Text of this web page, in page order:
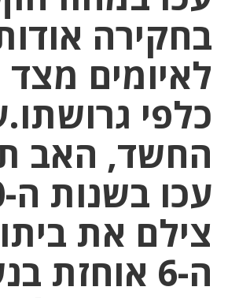
בחקירה
לאיומים מצד
כלפי
החשד, האב
צילם את
ה-6 אוחזת